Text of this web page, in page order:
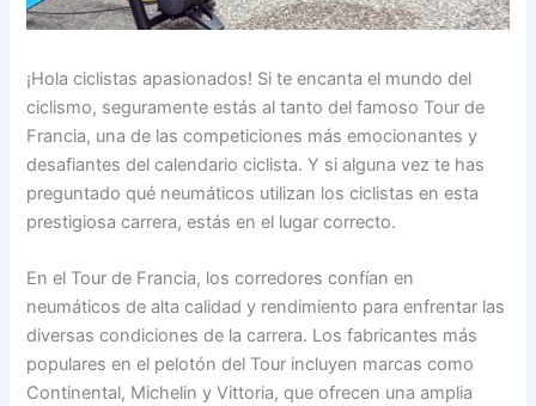
¡Hola ciclistas apasionados! Si te encanta el mundo del
ciclismo, seguramente estás al tanto del famoso Tour de
Francia, una de las competiciones más emocionantes y
desafiantes del calendario ciclista. Y si alguna vez te has
preguntado qué neumáticos utilizan los ciclistas en esta
prestigiosa carrera, estás en el lugar correcto.
En el Tour de Francia, los corredores confían en
neumáticos de alta calidad y rendimiento para enfrentar las
diversas condiciones de la carrera. Los fabricantes más
populares en el pelotón del Tour incluyen marcas como
Continental, Michelin y Vittoria, que ofrecen una amplia